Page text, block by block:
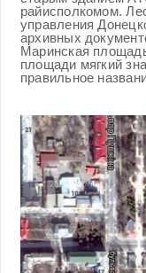
райисполкомом.
управления
архивных
Маринская
площади мягкий
правильное